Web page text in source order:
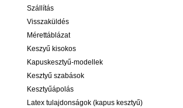
Szállítás
Visszaküldés
Mérettáblázat
Keszyű kisokos
Kapuskesztyű-modellek
Kesztyű szabások
Kesztyűápolás
Latex tulajdonságok (kapus kesztyű)